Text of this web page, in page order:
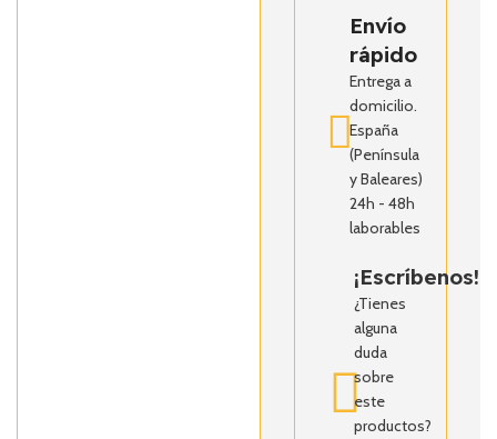
Envío
rápido
Entrega a
domicilio.
España
(Península
y Baleares)
24h - 48h
laborables
¡Escríbenos!
¿Tienes
alguna
duda
sobre
este
productos?